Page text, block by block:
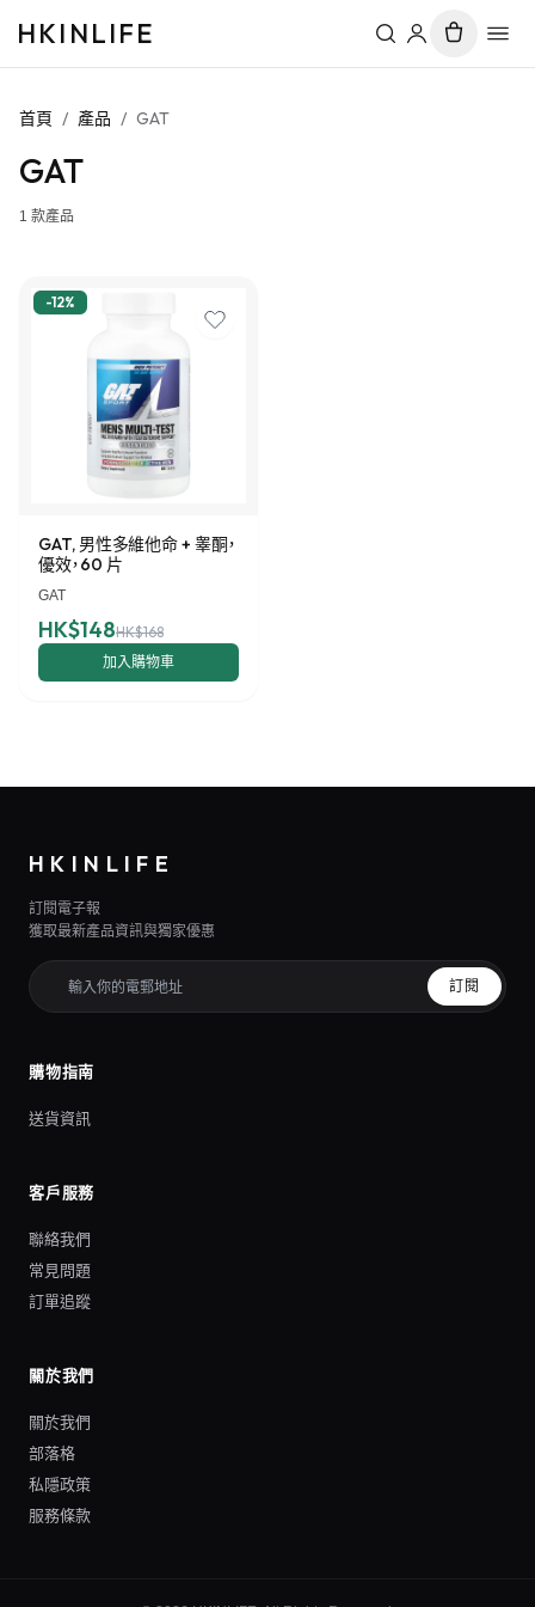
HKINLIFE
首頁 / 產品 / GAT
GAT
1 款產品
-12%
GAT, 男性多維他命 + 睾酮，
優效，60 片
GAT
HK$148HK$168
加入購物車
HKINLIFE
訂閱電子報
獲取最新產品資訊與獨家優惠
訂閱
購物指南
送貨資訊
客戶服務
聯絡我們
常見問題
訂單追蹤
關於我們
關於我們
部落格
私隱政策
服務條款